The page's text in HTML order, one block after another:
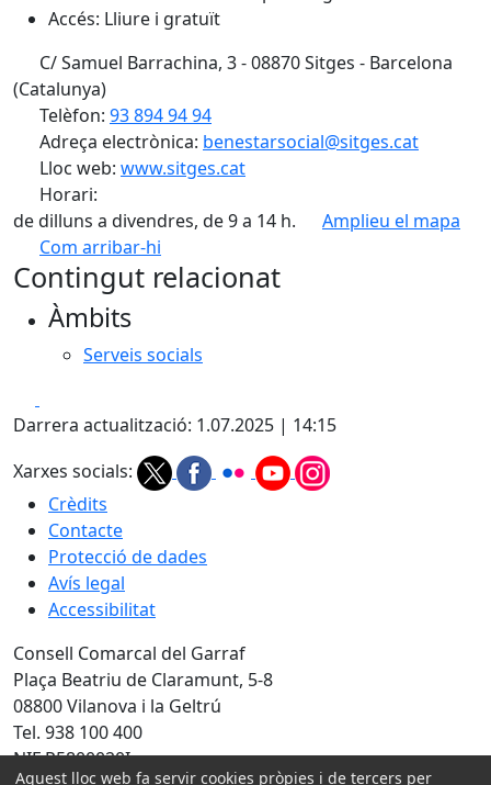
Accés: Lliure i gratuït
C/ Samuel Barrachina, 3 - 08870 Sitges - Barcelona
(Catalunya)
Telèfon: 93 894 94 94
Adreça electrònica: benestarsocial@sitges.cat
Lloc web: www.sitges.cat
Horari:
de dilluns a divendres, de 9 a 14 h.
Amplieu el mapa
Com arribar-hi
+
−
Contingut relacionat
Àmbits
Serveis socials
Darrera actualització: 1.07.2025 | 14:15
Xarxes socials:
Crèdits
Contacte
Protecció de dades
Avís legal
Accessibilitat
Consell Comarcal del Garraf
Plaça Beatriu de Claramunt, 5-8
08800 Vilanova i la Geltrú
Tel. 938 100 400
NIF P5800020I
Aquest lloc web fa servir cookies pròpies i de tercers per